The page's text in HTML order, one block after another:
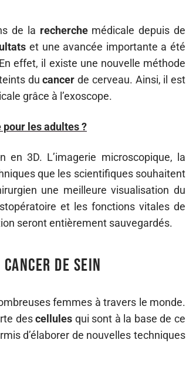
de la recherchemédicale depuis de
et une avancée importante a été
effet, il existe une nouvelle méthode
ducancer de cerveau. Ainsi, il est
grâce à l’exoscope.
les adultes ?
3D. L’imagerie microscopique, la
que les scientifiques souhaitent
une meilleure visualisation du
et les fonctions vitales de
seront entièrement sauvegardés.
de sein
femmes à travers le monde.
descellules qui sont à la base de ce
d’élaborer de nouvelles techniques